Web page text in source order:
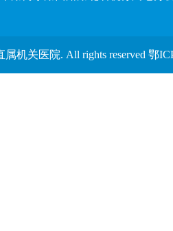
机关医院. All rights reserved 鄂